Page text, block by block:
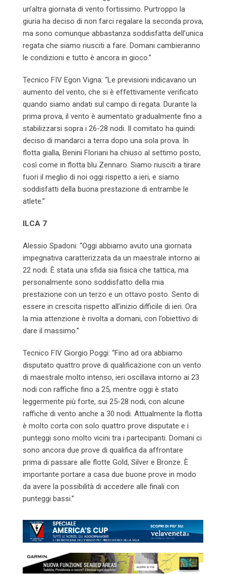
un’altra giornata di vento fortissimo. Purtroppo la
giuria ha deciso di non farci regalare la seconda prova,
ma sono comunque abbastanza soddisfatta dell’unica
regata che siamo riusciti a fare. Domani cambieranno
le condizioni e tutto è ancora in gioco.”
Tecnico FIV Egon Vigna: “Le previsioni indicavano un
aumento del vento, che si è effettivamente verificato
quando siamo andati sul campo di regata. Durante la
prima prova, il vento è aumentato gradualmente fino a
stabilizzarsi sopra i 26-28 nodi. Il comitato ha quindi
deciso di mandarci a terra dopo una sola prova. In
flotta gialla, Benini Floriani ha chiuso al settimo posto,
così come in flotta blu Zennaro. Siamo riusciti a tirare
fuori il meglio di noi oggi rispetto a ieri, e siamo
soddisfatti della buona prestazione di entrambe le
atlete.”
ILCA 7
Alessio Spadoni: “Oggi abbiamo avuto una giornata
impegnativa caratterizzata da un maestrale intorno ai
22 nodi. È stata una sfida sia fisica che tattica, ma
personalmente sono soddisfatto della mia
prestazione con un terzo e un ottavo posto. Sento di
essere in crescita rispetto all’inizio difficile di ieri. Ora
la mia attenzione è rivolta a domani, con l’obiettivo di
dare il massimo.”
Tecnico FIV Giorgio Poggi: “Fino ad ora abbiamo
disputato quattro prove di qualificazione con un vento
di maestrale molto intenso, ieri oscillava intorno ai 23
nodi con raffiche fino a 25, mentre oggi è stato
leggermente più forte, sui 25-28 nodi, con alcune
raffiche di vento anche a 30 nodi. Attualmente la flotta
è molto corta con solo quattro prove disputate e i
punteggi sono molto vicini tra i partecipanti. Domani ci
sono ancora due prove di qualifica da affrontare
prima di passare alle flotte Gold, Silver e Bronze. È
importante portare a casa due buone prove in modo
da avere la possibilità di accedere alle finali con
punteggi bassi.”